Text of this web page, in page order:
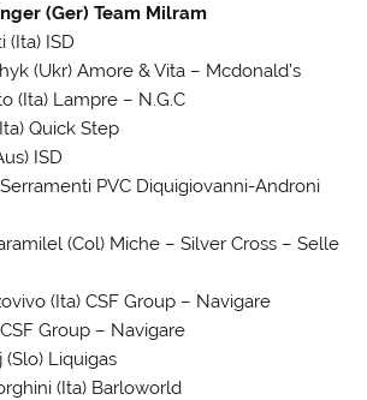
(Ger) Team Milram
(Ita) ISD
(Ukr) Amore & Vita – Mcdonald’s
(Ita) Lampre – N.G.C
Quick Step
ISD
Serramenti PVC Diquigiovanni-Androni
(Col) Miche – Silver Cross – Selle
(Ita) CSF Group – Navigare
Group – Navigare
(Slo) Liquigas
(Ita) Barloworld